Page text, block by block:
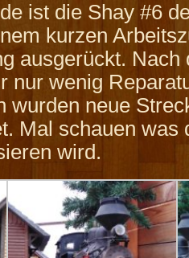
ist die Shay #6
kurzen
ausgerückt. Nach
nur wenig
wurden neue
Mal schauen was
wird.